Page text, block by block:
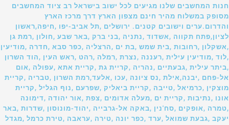
חנות המחשבים שלנו מגיעים לכל ישוב בישראל רב ציוד המחשבים
מסופק במשלוח מהיר חינם מצפון הארץ דרך מרכז הארץ
והדרום.ערים וישובים קטנים. ירושלים ,תל אביב-יפו ,חיפה,ראשון
לציון,פתח תקווה ,אשדוד ,נתניה ,בני ברק ,באר שבע ,חולון ,רמת גן
,אשקלון ,רחובות ,בית שמש ,בת ים ,הרצליה ,כפר סבא ,חדרה ,מודיעין
,לוד ,מודיעין עילית ,רעננה ,נצרת ,רמלה ,רהט ,ראש העין ,הוד השרון
,ביתר עילית ,גבעתיים ,נהריה ,קריית גת ,קריית אתא ,עפולה ,אום
אל-פחם ,יבנה,אילת ,נס ציונה ,עכו ,אלעד,רמת השרון ,טבריה ,קריית
מוצקין ,כרמיאל ,טייבה ,קריית ביאליק ,שפרעם ,נוף הגליל ,קריית
אונו ,נתיבות ,קריית ים ,מעלה אדומים ,צפת ,אור יהודה ,דימונה
,טמרה ,אופקים ,סח'נין ,באקה אל-גרבייה ,יהוד-מונוסון ,שדרות ,באר
יעקב ,גבעת שמואל ,ערד ,כפר יונה ,טירה ,עראבה ,טירת כרמל ,מגדל